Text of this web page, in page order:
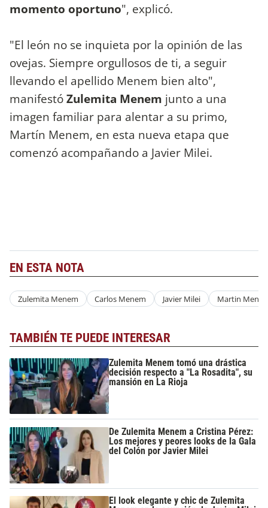
momento oportuno", explicó.
"El león no se inquieta por la opinión de las
ovejas. Siempre orgullosos de ti, a seguir
llevando el apellido Menem bien alto",
manifestóZulemita Menem junto a una
imagen familiar para alentar a su primo,
Martín Menem, en esta nueva etapa que
comenzó acompañando a Javier Milei.
EN ESTA NOTA
Zulemita Menem Carlos Menem Javier Milei Martin
TAMBIÉN TE PUEDE INTERESAR
Zulemita Menem tomó una drástica
decisión respecto a "La Rosadita", su
mansión en La Rioja
De Zulemita Menem a Cristina Pérez:
Los mejores y peores looks de la Gala
del Colón por Javier Milei
El look elegante y chic de Zulemita